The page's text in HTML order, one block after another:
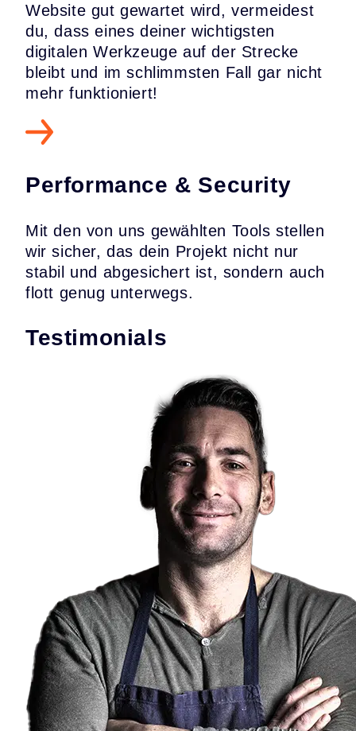
Website gut gewartet wird, vermeidest
du, dass eines deiner wichtigsten
digitalen Werkzeuge auf der Strecke
bleibt und im schlimmsten Fall gar nicht
mehr funktioniert!
Performance & Security
Mit den von uns gewählten Tools stellen
wir sicher, das dein Projekt nicht nur
stabil und abgesichert ist, sondern auch
flott genug unterwegs.
Testimonials